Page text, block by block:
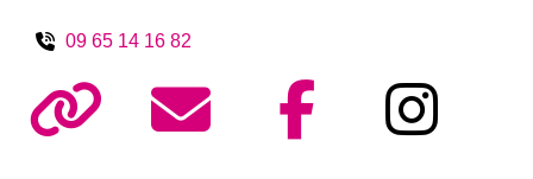
09 65 14 16 82